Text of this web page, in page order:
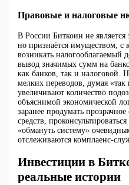
Правовые и налоговые
В России Биткоин не
но признаётся имуществом, с
возникать налогооблагаемый
вывод значимых сумм на
как банков, так и налоговой.
мелких переводов, думая «так
увеличивают количество
объяснимой экономической
заранее продумать
средств,
«обмануть систему»
отслеживаются
Инвестиции в
реальные истории